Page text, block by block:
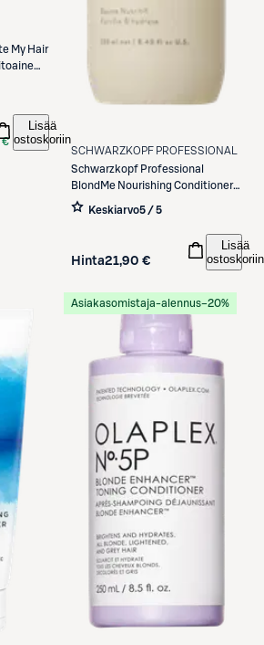
My Hair
€
Lisää
ostoskoriin
SCHWARZKOPF PROFESSIONAL
Schwarzkopf Professional
BlondMe Nourishing Conditioner
250ml
Keskiarvo5 / 5
Hinta21,90 €
Lisää
ostoskoriin
Asiakasomistaja-alennus−20%